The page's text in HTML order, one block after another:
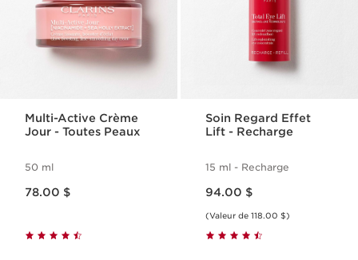
Multi-Active Crème
Jour - Toutes Peaux
50 ml
78.00 $
Soin Regard Effet
Lift - Recharge
15 ml - Recharge
94.00 $
(Valeur de 118.00 $)